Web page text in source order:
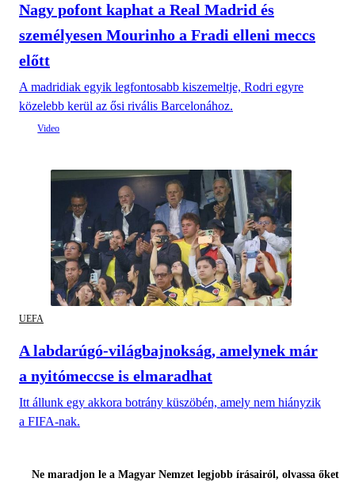
Nagy pofont kaphat a Real Madrid és
személyesen Mourinho a Fradi elleni meccs
előtt
A madridiak egyik legfontosabb kiszemeltje, Rodri egyre
közelebb kerül az ősi rivális Barcelonához.
UEFA
A labdarúgó-világbajnokság, amelynek már
a nyitómeccse is elmaradhat
Itt állunk egy akkora botrány küszöbén, amely nem hiányzik
a FIFA-nak.
Ne maradjon le a Magyar Nemzet legjobb írásairól, olvassa őket